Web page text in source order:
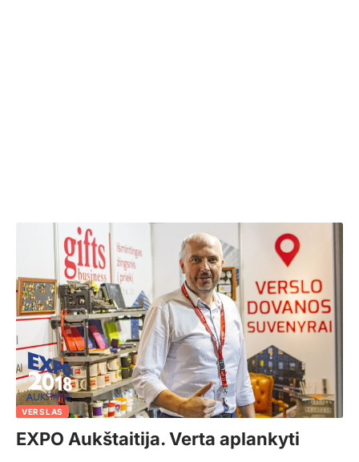
VERSLAS
EXPO Aukštaitija. Verta aplankyti